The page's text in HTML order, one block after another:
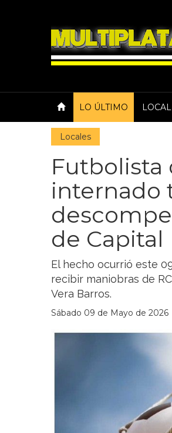
LO ÚLTIMO
Locales
Futbolista
internado
de Capital
El hecho ocurrió este
recibir maniobras de
Vera Barros.
Sábado 09 de Mayo de 2026